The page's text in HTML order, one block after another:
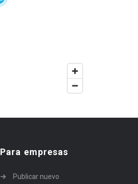
Para empresas
Publicar nuevo